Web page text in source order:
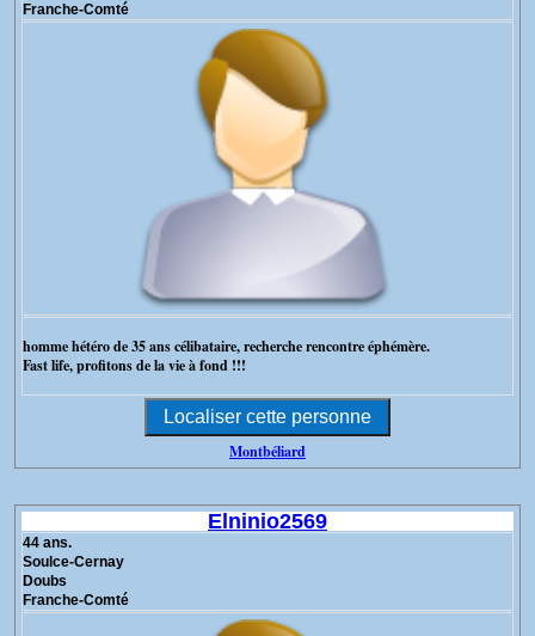
Franche-Comté
homme hétéro de 35 ans célibataire, recherche rencontre éphémère.
Fast life, profitons de la vie à fond !!!
Montbéliard
Elninio2569
44 ans.
Soulce-Cernay
Doubs
Franche-Comté